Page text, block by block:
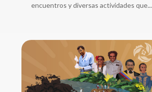
encuentros y diversas actividades que...